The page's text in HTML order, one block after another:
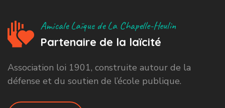
Amicale Laïque de La Chapelle-Heulin
Partenaire de la laïcité
Association loi 1901, construite autour de la
défense et du soutien de l’école publique.